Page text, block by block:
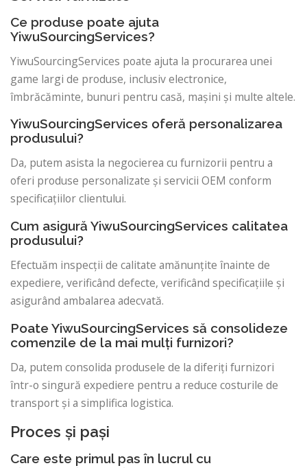
Ce produse poate ajuta
YiwuSourcingServices?
YiwuSourcingServices poate ajuta la procurarea unei
game largi de produse, inclusiv electronice,
îmbrăcăminte, bunuri pentru casă, mașini și multe altele.
YiwuSourcingServices oferă personalizarea
produsului?
Da, putem asista la negocierea cu furnizorii pentru a
oferi produse personalizate și servicii OEM conform
specificațiilor clientului.
Cum asigură YiwuSourcingServices calitatea
produsului?
Efectuăm inspecții de calitate amănunțite înainte de
expediere, verificând defecte, verificând specificațiile și
asigurând ambalarea adecvată.
Poate YiwuSourcingServices să consolideze
comenzile de la mai mulți furnizori?
Da, putem consolida produsele de la diferiți furnizori
într-o singură expediere pentru a reduce costurile de
transport și a simplifica logistica.
Proces și pași
Care este primul pas în lucrul cu